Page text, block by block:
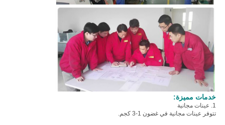
خدمات مميزة:
1. عينات مجانية
تتوفر عينات مجانية في غضون 1-3 كجم.